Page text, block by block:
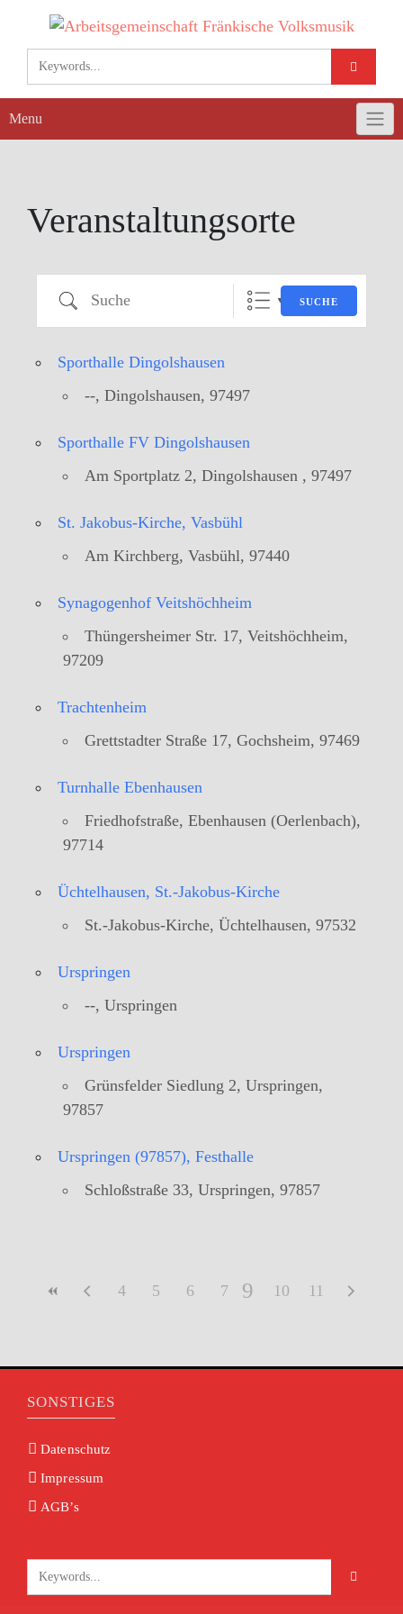
content
Menu
Veranstaltungsorte
Suche SUCHE
Sporthalle Dingolshausen
--, Dingolshausen, 97497
Sporthalle FV Dingolshausen
Am Sportplatz 2, Dingolshausen , 97497
St. Jakobus-Kirche, Vasbühl
Am Kirchberg, Vasbühl, 97440
Synagogenhof Veitshöchheim
Thüngersheimer Str. 17, Veitshöchheim,
97209
Trachtenheim
Grettstadter Straße 17, Gochsheim, 97469
Turnhalle Ebenhausen
Friedhofstraße, Ebenhausen (Oerlenbach),
97714
Üchtelhausen, St.-Jakobus-Kirche
St.-Jakobus-Kirche, Üchtelhausen, 97532
Urspringen
--, Urspringen
Urspringen
Grünsfelder Siedlung 2, Urspringen,
97857
Urspringen (97857), Festhalle
Schloßstraße 33, Urspringen, 97857
4 5 6 7 9 10 11
SONSTIGES
Datenschutz
Impressum
AGB’s